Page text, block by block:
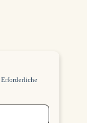
Erforderliche